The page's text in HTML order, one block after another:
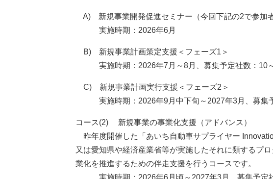
A) 新規事業開発促進セミナー（今回下記の2で参加者
実施時期：2026年6月
B) 新規事業計画策定支援＜フェーズ1＞
実施時期：2026年7月～8月、募集予定社数：10
C) 新規事業計画実行支援＜フェーズ2＞
実施時期：2026年9月中下旬～2027年3月、募集
コース(2) 新規事業の事業化支援（アドバンス）
昨年度開催した「あいち自動車サプライヤー
又は愛知県や経済産業省等が実施したそれに類するプ
業化を推進するための伴走支援を行うコースです。
実施時期：2026年6月頃～2027年3月、募集予定